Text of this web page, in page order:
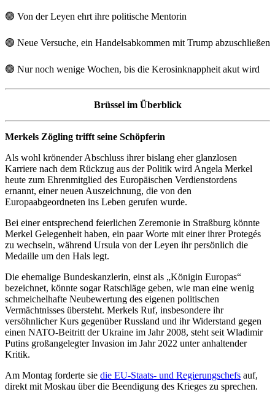
🟢 Von der Leyen ehrt ihre politische Mentorin
🟢 Neue Versuche, ein Handelsabkommen mit Trump abzuschließen
🟢 Nur noch wenige Wochen, bis die Kerosinknappheit akut wird
Brüssel im Überblick
Merkels Zögling trifft seine Schöpferin
Als wohl krönender Abschluss ihrer bislang eher glanzlosen
Karriere nach dem Rückzug aus der Politik wird Angela Merkel
heute zum Ehrenmitglied des Europäischen Verdienstordens
ernannt, einer neuen Auszeichnung, die von den
Europaabgeordneten ins Leben gerufen wurde.
Bei einer entsprechend feierlichen Zeremonie in Straßburg könnte
Merkel Gelegenheit haben, ein paar Worte mit einer ihrer Protegés
zu wechseln, während Ursula von der Leyen ihr persönlich die
Medaille um den Hals legt.
Die ehemalige Bundeskanzlerin, einst als „Königin Europas“
bezeichnet, könnte sogar Ratschläge geben, wie man eine wenig
schmeichelhafte Neubewertung des eigenen politischen
Vermächtnisses übersteht. Merkels Ruf, insbesondere ihr
versöhnlicher Kurs gegenüber Russland und ihr Widerstand gegen
einen NATO-Beitritt der Ukraine im Jahr 2008, steht seit Wladimir
Putins großangelegter Invasion im Jahr 2022 unter anhaltender
Kritik.
Am Montag forderte sie die EU-Staats- und Regierungschefs auf,
direkt mit Moskau über die Beendigung des Krieges zu sprechen.